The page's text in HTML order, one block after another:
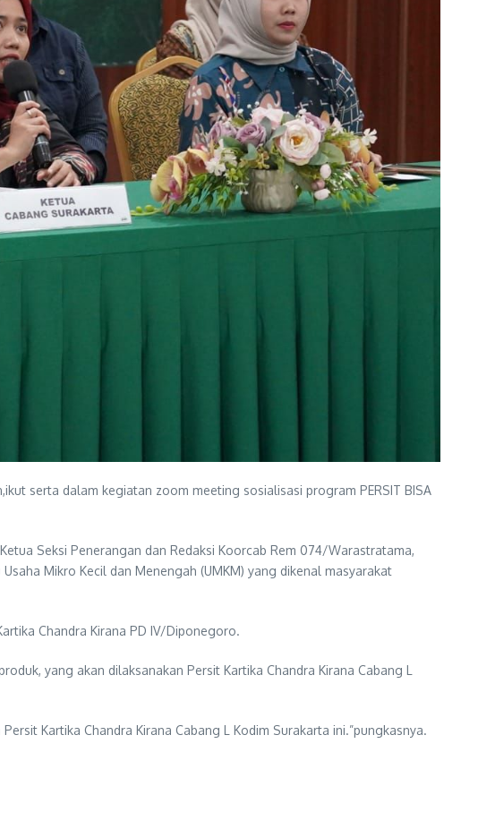
serta dalam kegiatan zoom meeting sosialisasi program PERSIT BISA
Seksi Penerangan dan Redaksi Koorcab Rem 074/Warastratama,
Mikro Kecil dan Menengah (UMKM) yang dikenal masyarakat
Chandra Kirana PD IV/Diponegoro.
yang akan dilaksanakan Persit Kartika Chandra Kirana Cabang L
Kartika Chandra Kirana Cabang L Kodim Surakarta ini.”pungkasnya.